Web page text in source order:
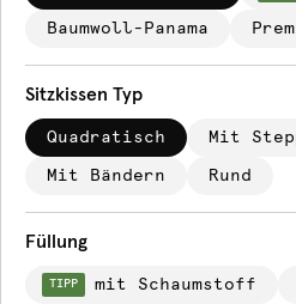
Baumwoll-Panama
Sitzkissen Typ
Quadratisch Mit
Mit Bändern Rund
Füllung
TIPP mit Schaumstoff